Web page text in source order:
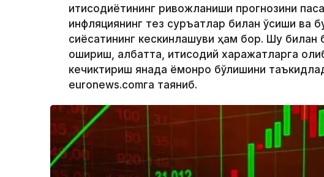
иқтисодиётининг ривожланиши прогнозини
инфляциянинг тез суръатлар билан ўсиши ва
сиёсатининг кескинлашуви ҳам бор. Шу билан
ошириш, албатта, иқтисодий харажатларга
кечиктириш янада ёмонроқ бўлишини
euronews.comга таяниб.